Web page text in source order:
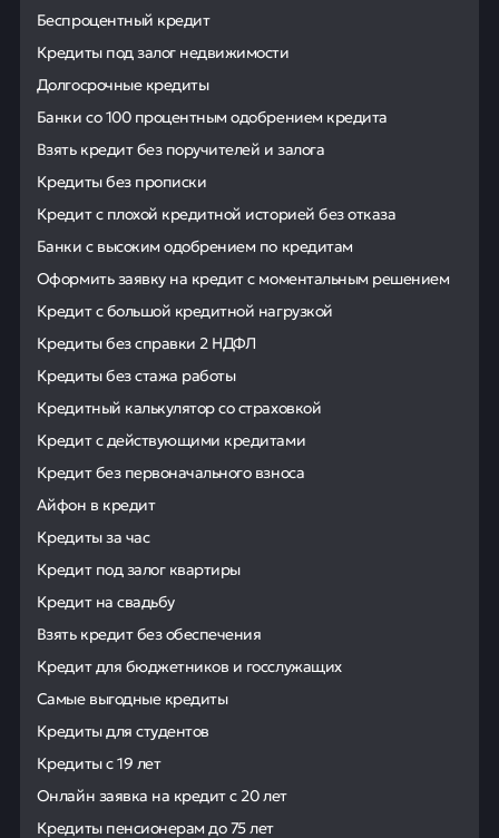
Беспроцентный кредит
Кредиты под залог недвижимости
Долгосрочные кредиты
Банки со 100 процентным одобрением кредита
Взять кредит без поручителей и залога
Кредиты без прописки
Кредит с плохой кредитной историей без отказа
Банки с высоким одобрением по кредитам
Оформить заявку на кредит с моментальным решением
Кредит с большой кредитной нагрузкой
Кредиты без справки 2 НДФЛ
Кредиты без стажа работы
Кредитный калькулятор со страховкой
Кредит с действующими кредитами
Кредит без первоначального взноса
Айфон в кредит
Кредиты за час
Кредит под залог квартиры
Кредит на свадьбу
Взять кредит без обеспечения
Кредит для бюджетников и госслужащих
Самые выгодные кредиты
Кредиты для студентов
Кредиты с 19 лет
Онлайн заявка на кредит с 20 лет
Кредиты пенсионерам до 75 лет